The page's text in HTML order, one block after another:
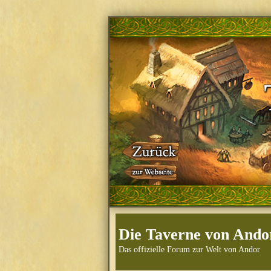
Die Taverne von
Das offizielle Forum zur Welt von Andor